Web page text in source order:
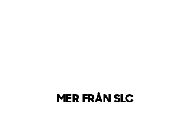
MER FRÅN SLC